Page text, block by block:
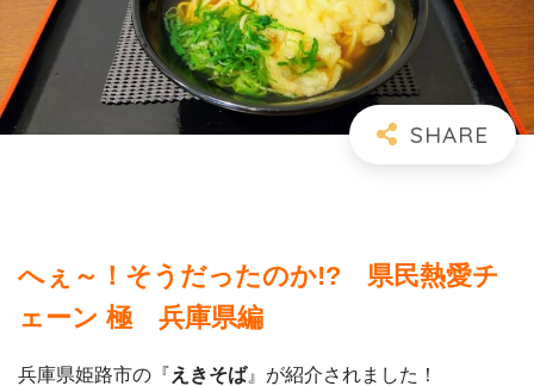
へぇ～！そうだったのか!? 県民熱愛チ
ェーン 極 兵庫県編
兵庫県姫路市の『えきそば』が紹介されました！